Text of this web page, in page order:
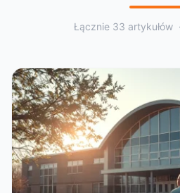
Łącznie 33 artykułów